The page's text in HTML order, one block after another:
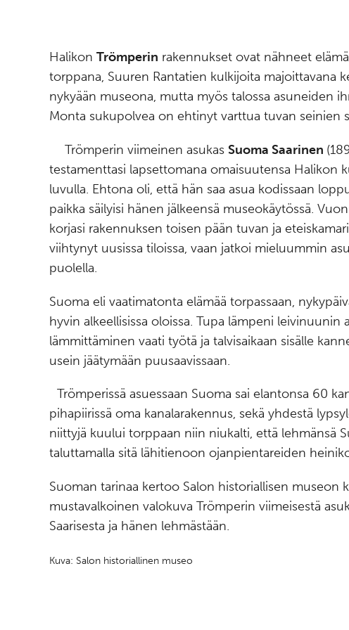
Halikon Trömperin rakennukset ovat nähneet
torppana, Suuren Rantatien kulkijoita majoittavana
nykyään museona, mutta myös talossa asuneiden
Monta sukupolvea on ehtinyt varttua tuvan seinien
Trömperin viimeinen asukas Suoma Saarinen
testamenttasi lapsettomana omaisuutensa Halikon
luvulla. Ehtona oli, että hän saa asua kodissaan
paikka säilyisi hänen jälkeensä museokäytössä.
korjasi rakennuksen toisen pään tuvan ja
viihtynyt uusissa tiloissa, vaan jatkoi mieluummin
puolella.
Suoma eli vaatimatonta elämää torpassaan,
hyvin alkeellisissa oloissa. Tupa lämpeni leivinuunin
lämmittäminen vaati työtä ja talvisaikaan sisälle
usein jäätymään puusaavissaan.
Trömperissä asuessaan Suoma sai elantonsa 60
pihapiirissä oma kanalarakennus, sekä yhdestä
niittyjä kuului torppaan niin niukalti, että lehmänsä
taluttamalla sitä lähitienoon ojanpientareiden
Suoman tarinaa kertoo Salon historiallisen museon
mustavalkoinen valokuva Trömperin viimeisestä
Saarisesta ja hänen lehmästään.
Kuva: Salon historiallinen museo